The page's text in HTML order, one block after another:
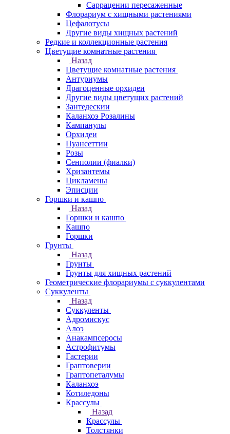
Саррацении пересаженные
Флорариум с хищными растениями
Цефалотусы
Другие виды хищных растений
Редкие и коллекционные растения
Цветущие комнатные растения
Назад
Цветущие комнатные растения
Антуриумы
Драгоценные орхидеи
Другие виды цветущих растений
Зантедескии
Каланхоэ Розалины
Кампанулы
Орхидеи
Пуансеттии
Розы
Сенполии (фиалки)
Хризантемы
Цикламены
Эписции
Горшки и кашпо
Назад
Горшки и кашпо
Кашпо
Горшки
Грунты
Назад
Грунты
Грунты для хищных растений
Геометрические флорариумы с суккулентами
Суккуленты
Назад
Суккуленты
Адромискус
Алоэ
Анакампсеросы
Астрофитумы
Гастерии
Граптоверии
Граптопеталумы
Каланхоэ
Котиледоны
Крассулы
Назад
Крассулы
Толстянки